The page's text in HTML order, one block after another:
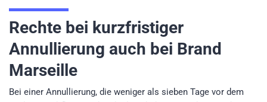
Rechte bei kurzfristiger
Annullierung auch bei Brand
Marseille
Bei einer Annullierung, die weniger als sieben Tage vor dem